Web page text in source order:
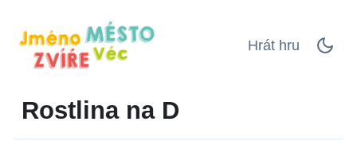
Hrát hru
Rostlina na D